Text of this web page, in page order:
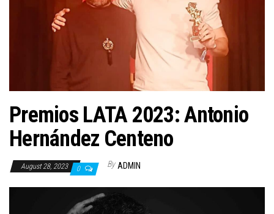
Premios LATA 2023: Antonio
Hernández Centeno
August 28, 2023 0 By ADMIN